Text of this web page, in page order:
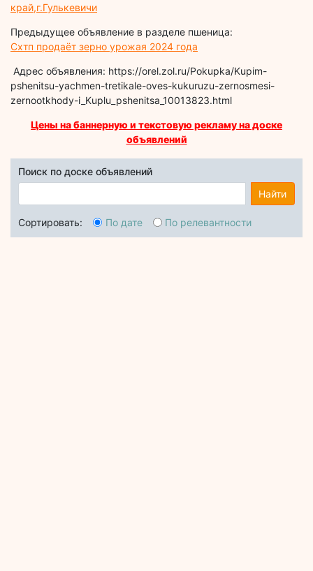
край,г.Гулькевичи
Предыдущее объявление в разделе пшеница:
Схтп продаёт зерно урожая 2024 года
Адрес объявления: https://orel.zol.ru/Pokupka/Kupim-
pshenitsu-yachmen-tretikale-oves-kukuruzu-zernosmesi-
zernootkhody-i_Kuplu_pshenitsa_10013823.html
Цены на баннерную и текстовую рекламу на доске
объявлений
Поиск по доске объявлений
Найти
Сортировать: По дате По релевантности